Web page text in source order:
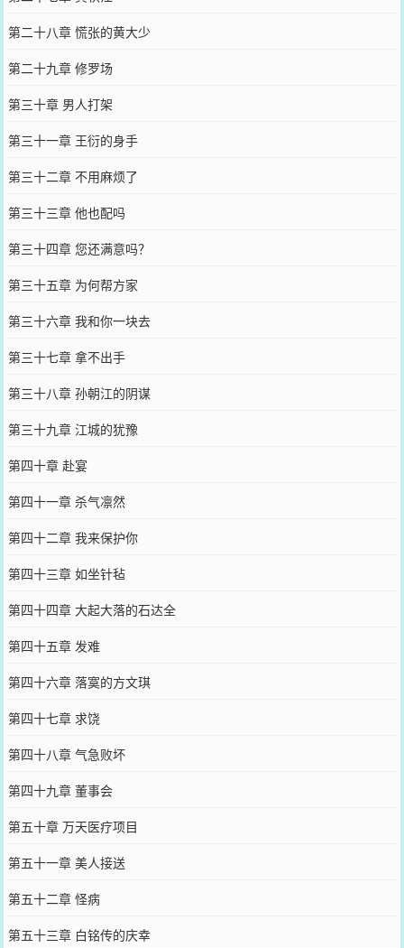
第二十八章 慌张的黄大少
第二十九章 修罗场
第三十章 男人打架
第三十一章 王衍的身手
第三十二章 不用麻烦了
第三十三章 他也配吗
第三十四章 您还满意吗？
第三十五章 为何帮方家
第三十六章 我和你一块去
第三十七章 拿不出手
第三十八章 孙朝江的阴谋
第三十九章 江城的犹豫
第四十章 赴宴
第四十一章 杀气凛然
第四十二章 我来保护你
第四十三章 如坐针毡
第四十四章 大起大落的石达全
第四十五章 发难
第四十六章 落寞的方文琪
第四十七章 求饶
第四十八章 气急败坏
第四十九章 董事会
第五十章 万天医疗项目
第五十一章 美人接送
第五十二章 怪病
第五十三章 白铭传的庆幸